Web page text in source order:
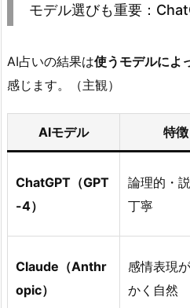
モデル選びも重要：
AI占いの結果は使うモデルによ
感じます。（主観）
AIモデル 特徴
ChatGPT（GPT
-4）
論理的・
丁寧
Claude（Anthr
opic）
感情表現
かく自然